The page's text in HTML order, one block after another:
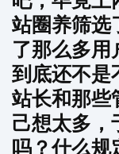
站圈养筛选
了那么多
到底还不
站长和那些
己想太多，
吗？什么规